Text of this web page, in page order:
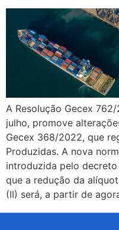
A Resolução Gecex
julho, promove
Gecex 368/2022, que
Produzidas. A nova
introduzida pelo
que a redução da
(II) será, a partir de